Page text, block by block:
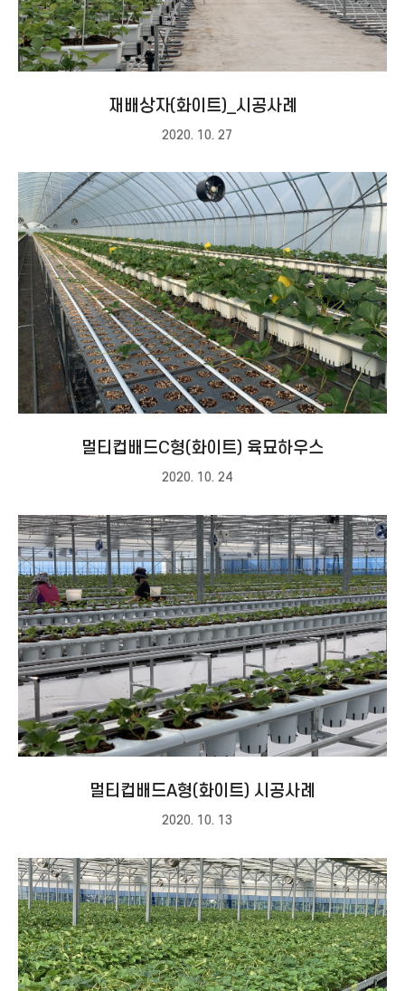
재배상자(화이트)_시공사례
2020. 10. 27
멀티컵배드C형(화이트) 육묘하우스
2020. 10. 24
멀티컵배드A형(화이트) 시공사례
2020. 10. 13